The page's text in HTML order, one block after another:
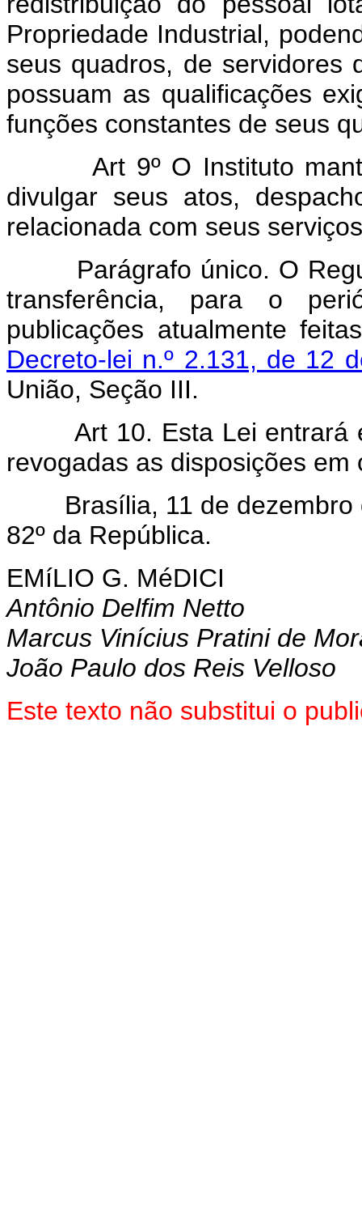
Propriedade Industrial,
seus quadros, de servidores
possuam as qualificações
funções constantes de seus
Art 9º O Instituto
divulgar seus atos,
relacionada com seus
Parágrafo único. O
transferência, para o
publicações atualmente
Decreto-lei n.º 2.131, de 12
União, Seção III.
Art 10. Esta Lei entrará
revogadas as disposições em
Brasília, 11 de dezembro
82º da República.
EMíLIO G. MéDICI
Antônio Delfim Netto
Marcus Vinícius Pratini de
João Paulo dos Reis Velloso
Este texto não substitui o